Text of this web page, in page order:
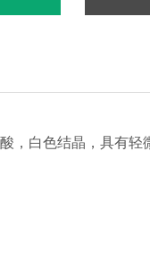
，白色结晶，具有轻